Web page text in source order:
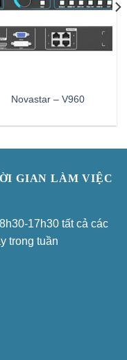
Novastar – V960
GIAN LÀM VIỆC
17h30 tất cả các
trong tuần